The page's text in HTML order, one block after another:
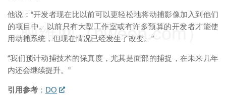
他说：“开发者现在比以前可以更轻松地将动捕影像加入到他们
的项目中。以前只有大型工作室或有许多预算的开发者才能使
用动捕系统，但现在情况已经发生了改变。”
“我们预计动捕技术的保真度，尤其是面部的捕捉，在未来几年
内还会继续提升。”
引用参考 ： DO
映维网（nweon.com）